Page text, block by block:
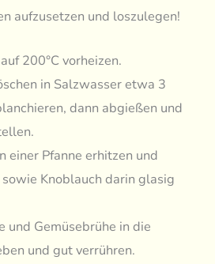
aufzusetzen und loszulegen!
200°C vorheizen.
in Salzwasser etwa 3
dann abgießen und
einer Pfanne erhitzen und
Knoblauch darin glasig
und Gemüsebrühe in die
und gut verrühren.